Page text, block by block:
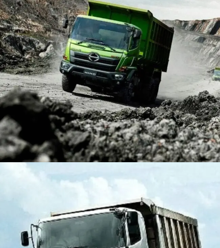
DUMP TRUCK TOOLS
HINO FM 285 JD – Euro2
Find Out More